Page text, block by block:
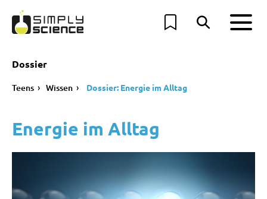
Dossier
Teens Wissen Dossier: Energie im Alltag
Energie im Alltag